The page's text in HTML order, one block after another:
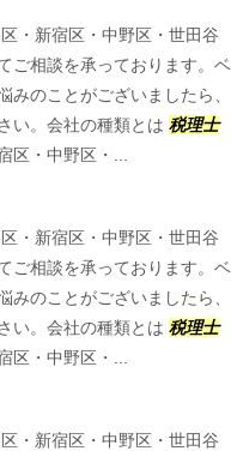
・新宿区・中野区・世田谷
ご相談を承っております。ベ
みのことがございましたら、
い。会社の種類とは 税理士
区・中野区・...
・新宿区・中野区・世田谷
ご相談を承っております。ベ
みのことがございましたら、
い。会社の種類とは 税理士
区・中野区・...
・新宿区・中野区・世田谷